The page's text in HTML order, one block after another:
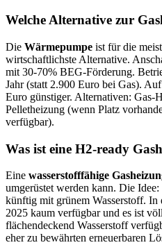
Welche Alternative zur
Die Wärmepumpe ist für die
wirtschaftlichste Alternative.
mit 30-70% BEG-Förderung.
Jahr (statt 2.900 Euro bei Gas).
Euro günstiger. Alternativen: Gas-
Pelletheizung (wenn Platz
verfügbar).
Was ist eine H2-ready
Eine wasserstofffähige
umgerüstet werden kann. Die
künftig mit grünem Wasserstoff. In
2025 kaum verfügbar und es ist
flächendeckend Wasserstoff
eher zu bewährten erneuerbaren